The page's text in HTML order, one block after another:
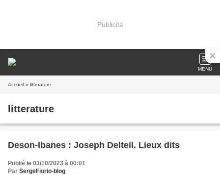
Publicité
MENU
Accueil » litterature
litterature
Deson-Ibanes : Joseph Delteil. Lieux dits
Publié le 03/10/2023 à 00:01
Par SergeFiorio-blog